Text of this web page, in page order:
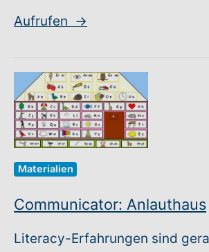
Aufrufen →
Materialien
Communicator: Anlauthaus
Literacy-Erfahrungen sind